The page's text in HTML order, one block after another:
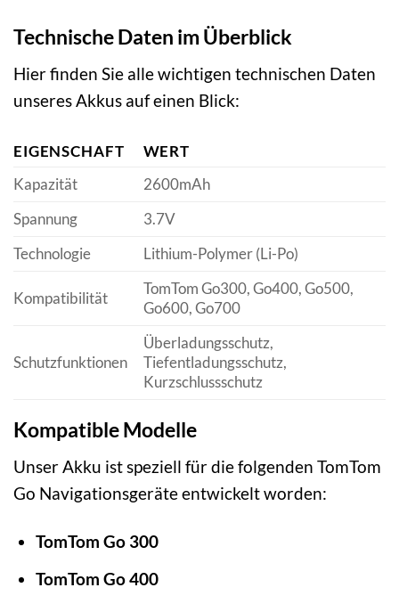
Technische Daten im Überblick
Hier finden Sie alle wichtigen technischen Daten
unseres Akkus auf einen Blick:
EIGENSCHAFT
WERT
Kapazität
2600mAh
Spannung
3.7V
Technologie
Lithium-Polymer (Li-Po)
Kompatibilität
TomTom Go300, Go400, Go500,
Go600, Go700
Schutzfunktionen
Überladungsschutz,
Tiefentladungsschutz,
Kurzschlussschutz
Kompatible Modelle
Unser Akku ist speziell für die folgenden TomTom
Go Navigationsgeräte entwickelt worden:
TomTom Go 300
TomTom Go 400